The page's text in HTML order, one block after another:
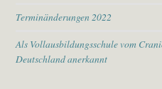
Terminänderungen 2022
Als Vollausbildungsschule vom
Deutschland anerkannt